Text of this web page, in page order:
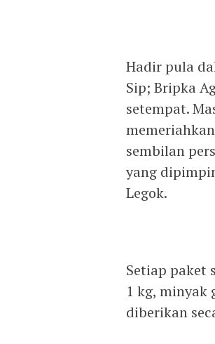
‎Hadir pula
Sip; Bripka
setempat.
sembilan
yang
Legok.
‎Setiap paket
1 kg, minyak
diberikan